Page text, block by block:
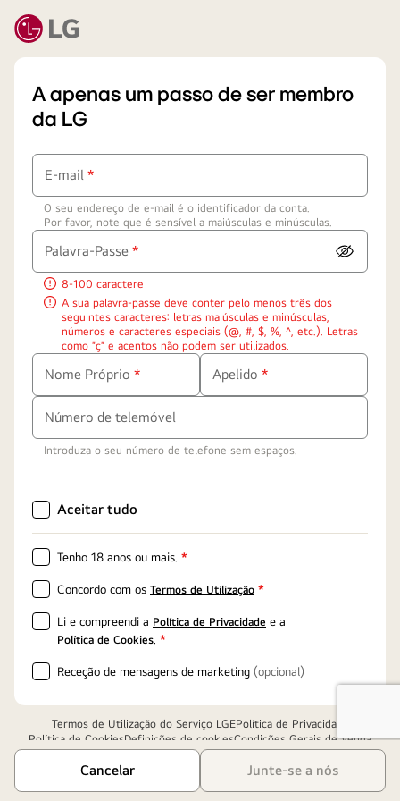
A apenas um passo de ser membro
da LG
E-mail *
Campos
obrigatórios
O seu endereço de e-mail é o identificador da conta.
Por favor, note que é sensível a maiúsculas e minúsculas.
Palavra-Passe *
Campos
obrigatórios
ver
8-100 caractere
A sua palavra-passe deve conter pelo menos três dos
seguintes caracteres: letras maiúsculas e minúsculas,
números e caracteres especiais (@, #, $, %, ^, etc.). Letras
como ″ç″ e acentos não podem ser utilizados.
Nome Próprio *
Campos
obrigatórios
Apelido *
Campos
Número de telemóvel
Introduza o seu número de telefone sem espaços.
Aceitar tudo
Tenho 18 anos ou mais. *
obrigatórios
Concordo com os Termos de Utilização *
obrigatórios
Li e compreendi a Política de Privacidade e a
Política de Cookies *Campos
Receção de mensagens de marketing (opcional)
Cancelar Junte-se a nós
Termos de Utilização do Serviço LGEPolítica de Privacidade
Política de CookiesDefinições de cookiesCondições Gerais de Venda